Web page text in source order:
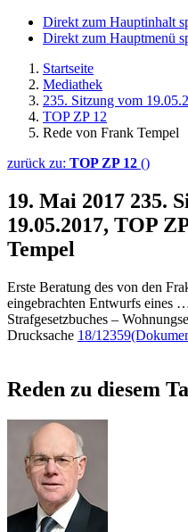
Direkt zum Hauptinhalt
Direkt zum Hauptmenü
Startseite
Mediathek
235. Sitzung vom
TOP ZP 12
Rede von Frank Tempel
zurück zu: TOP ZP 12 ()
19. Mai 2017 235.
19.05.2017, TOP
Tempel
Erste Beratung des von den
eingebrachten Entwurfs eines
Strafgesetzbuches –
Drucksache 18/12359
Reden zu diesem